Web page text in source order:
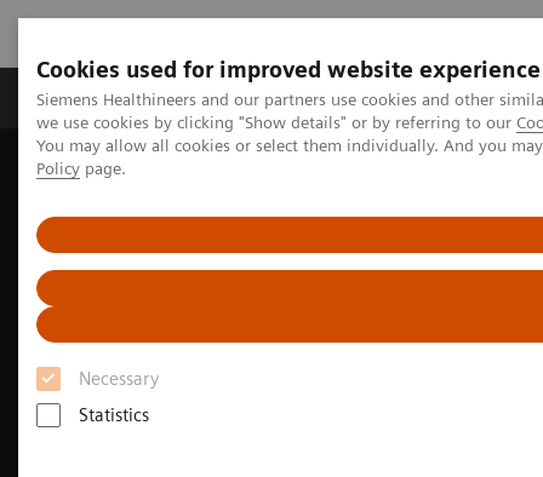
Cookies used for improved website experience
Siemens Healthineers and our partners use cookies and other
we use cookies by clicking "Show details" or by referring to our
You may allow all cookies or select them individually. And you
Policy page.
Necessary
Statistics
Productos y servicios Especialidades Clínicas
Siemens Healthineers Latinoamérica
Portafolio ecoline – Sistemas Médicos Usados